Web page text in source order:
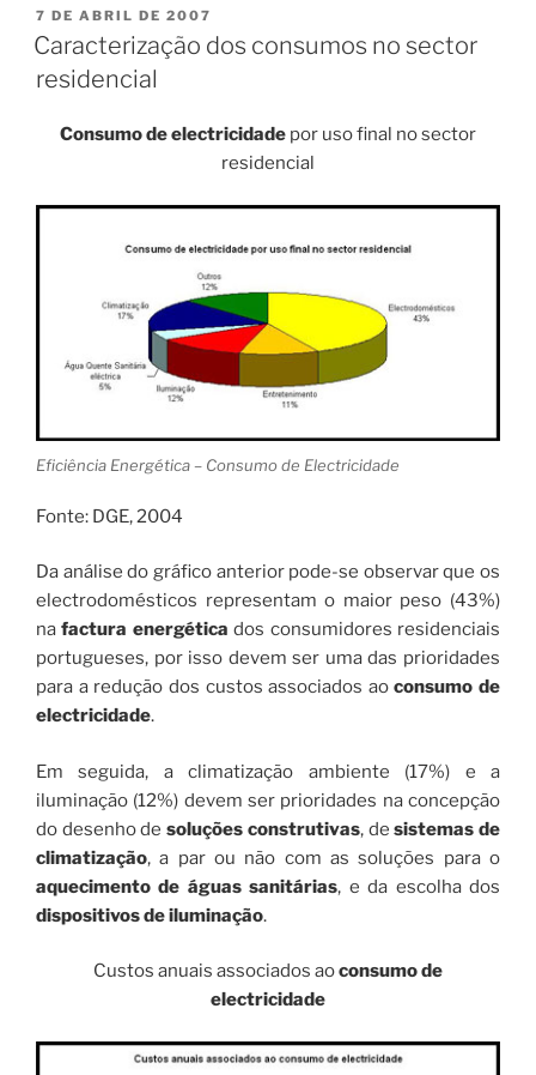
PUBLICADO
EM
7 DE ABRIL DE 2007
Caracterização dos consumos no sector
residencial
Consumo de electricidade por uso final no sector
residencial
Eficiência Energética – Consumo de Electricidade
Fonte: DGE, 2004
Da análise do gráfico anterior pode-se observar que os
electrodomésticos representam o maior peso (43%)
nafactura energética dos consumidores residenciais
portugueses, por isso devem ser uma das prioridades
para a redução dos custos associados aoconsumo de
electricidade.
Em seguida, a climatização ambiente (17%) e a
iluminação (12%) devem ser prioridades na concepção
do desenho desoluções construtivas, desistemas de
climatização, a par ou não com as soluções para o
aquecimento de águas sanitárias, e da escolha dos
dispositivos de iluminação.
Custos anuais associados aoconsumo de
electricidade